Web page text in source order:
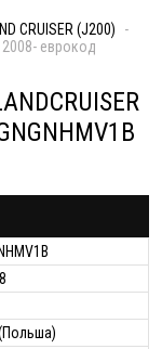
CRUISER (J200)
2008- еврокод